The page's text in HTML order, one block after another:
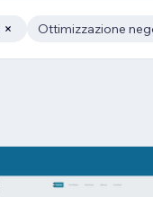
Ottimizzazione